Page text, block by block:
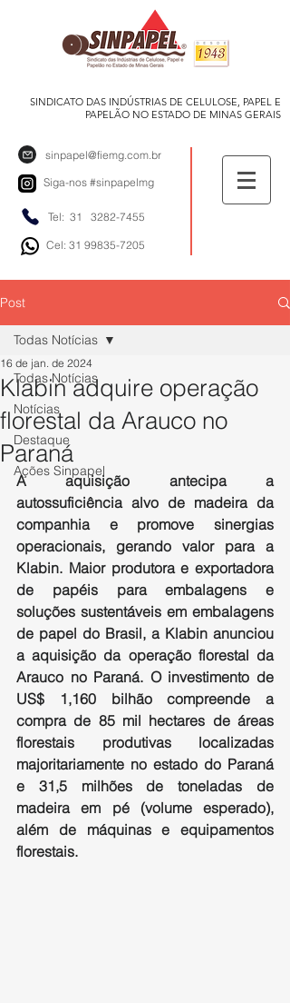
SINDICATO DAS INDÚSTRIAS DE CELULOSE, PAPEL E
PAPELÃO NO ESTADO DE MINAS GERAIS
sinpapel@fiemg.com.br
Siga-nos #sinpapelmg
Tel: 31 3282-7455
Cel: 31 99835-7205
Post
Todas Notícias
Notícias
Destaque
Ações Sinpapel
Todas Notícias
Klabin adquire operação
florestal da Arauco no
Paraná
16 de jan. de 2024
A aquisição antecipa a
autossuficiência alvo de madeira da
companhia e promove sinergias
operacionais, gerando valor para a
Klabin. Maior produtora e exportadora
de papéis para embalagens e
soluções sustentáveis em embalagens
de papel do Brasil, a Klabin anunciou
a aquisição da operação florestal da
Arauco no Paraná. O investimento de
US$ 1,160 bilhão compreende a
compra de 85 mil hectares de áreas
florestais produtivas localizadas
majoritariamente no estado do Paraná
e 31,5 milhões de toneladas de
madeira em pé (volume esperado),
além de máquinas e equipamentos
florestais.